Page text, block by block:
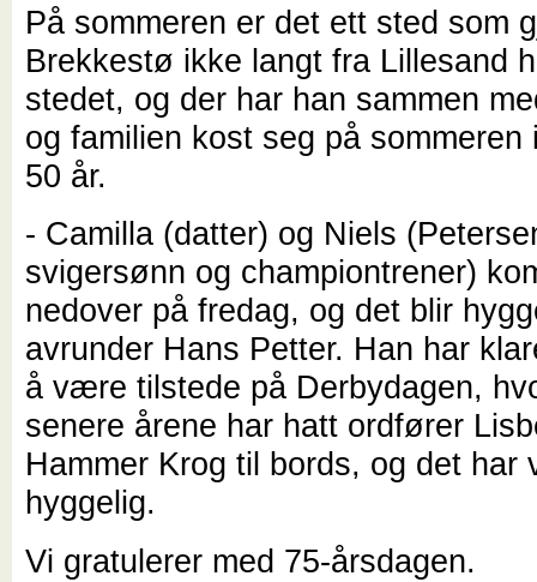
På sommeren er det ett sted som
Brekkestø ikke langt fra Lillesand
stedet, og der har han sammen
og familien kost seg på sommeren
50 år.
- Camilla (datter) og Niels
svigersønn og championtrener)
nedover på fredag, og det blir
avrunder Hans Petter. Han har
å være tilstede på Derbydagen,
senere årene har hatt ordfører
Hammer Krog til bords, og det
hyggelig.
Vi gratulerer med 75-årsdagen.